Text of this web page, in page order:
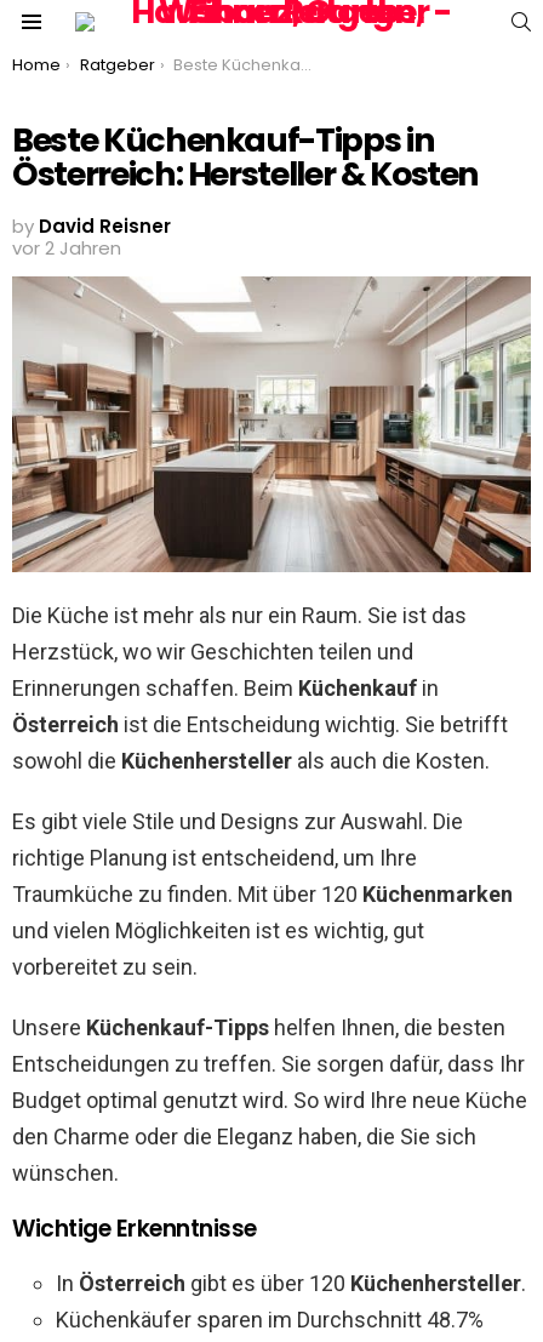
You are here:
Home Ratgeber Beste Küchenkauf-Tipps in Österreich: Hersteller & Kosten
Beste Küchenkauf-Tipps in
Österreich: Hersteller & Kosten
by David Reisner
vor 2 Jahren
Die Küche ist mehr als nur ein Raum. Sie ist das
Herzstück, wo wir Geschichten teilen und
Erinnerungen schaffen. Beim Küchenkauf in
Österreich ist die Entscheidung wichtig. Sie betrifft
sowohl die Küchenhersteller als auch die Kosten.
Es gibt viele Stile und Designs zur Auswahl. Die
richtige Planung ist entscheidend, um Ihre
Traumküche zu finden. Mit über 120 Küchenmarken
und vielen Möglichkeiten ist es wichtig, gut
vorbereitet zu sein.
Unsere Küchenkauf-Tipps helfen Ihnen, die besten
Entscheidungen zu treffen. Sie sorgen dafür, dass Ihr
Budget optimal genutzt wird. So wird Ihre neue Küche
den Charme oder die Eleganz haben, die Sie sich
wünschen.
Wichtige Erkenntnisse
In Österreich gibt es über 120 Küchenhersteller.
Küchenkäufer sparen im Durchschnitt 48.7%